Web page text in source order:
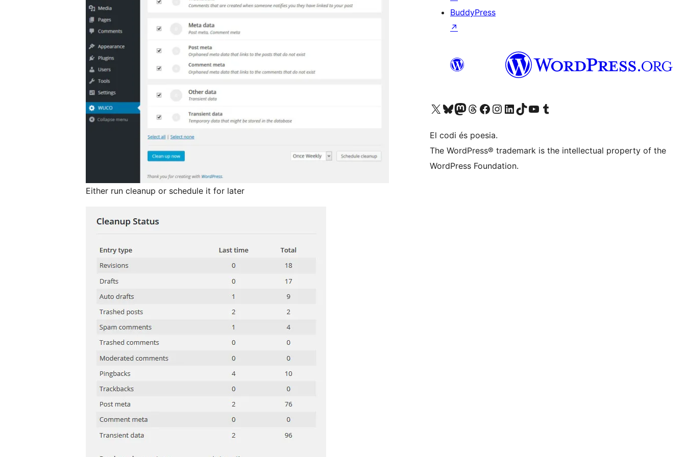
Either run cleanup or schedule it for later
BuddyPress
↗
Visiteu el nostre compte X (abans Twitter)
Visiteu el nostre compte de Bluesky
Visiteu el nostre compte al Mastodon
Visiteu el nostre compte de Threads
Visiteu la nostra pàgina al Facebook
Visiteu el nostre compte d'Instagram
Visiteu el nostre compte de LinkedIn
Visiteu el nostre compte de TikTok
Visiteu el nostre canal al YouTube
Visiteu el nostre compte de Tumblr
El codi és poesia.
The WordPress® trademark is the intellectual property of the
WordPress Foundation.